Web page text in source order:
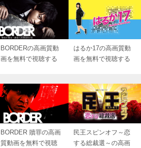
BORDERの高画質動
画を無料で視聴する
はるか17の高画質動
画を無料で視聴する
BORDER 贖罪の高画
質動画を無料で視聴
民王スピンオフ～恋
する総裁選～の高画